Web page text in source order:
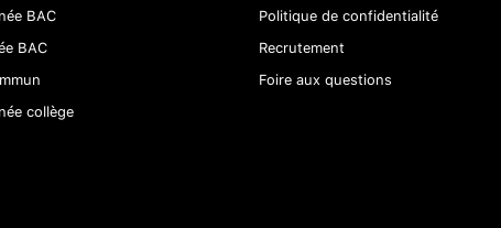
BAC
BAC
collège
Politique de confidentialité
Recrutement
Foire aux questions